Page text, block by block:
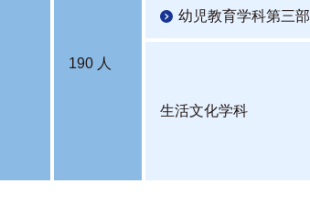
190 人
幼児教育学科第三部
生活文化学科